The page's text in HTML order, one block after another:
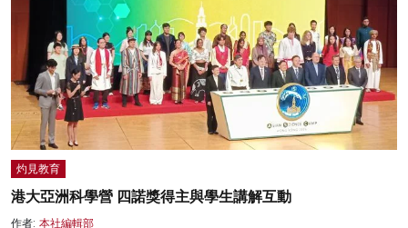
灼見教育
港大亞洲科學營 四諾獎得主與學生講解互動
作者: 本社編輯部